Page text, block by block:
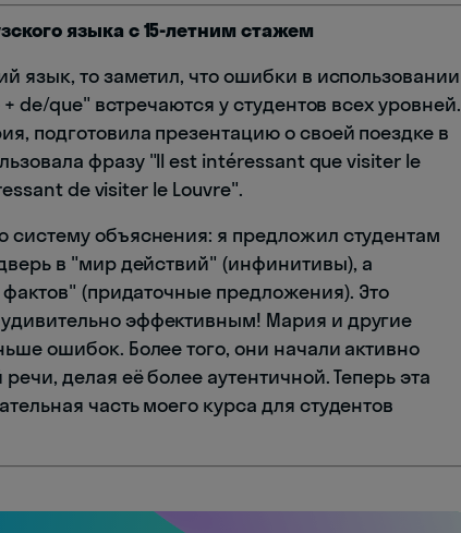
языка с 15-летним стажем
язык, то заметил, что ошибки в использовании
de/que" встречаются у студентов всех уровней.
подготовила презентацию о своей поездке в
фразу "Il est intéressant que visiter le
de visiter le Louvre".
систему объяснения: я предложил студентам
в "мир действий" (инфинитивы), а
(придаточные предложения). Это
эффективным! Мария и другие
ошибок. Более того, они начали активно
делая её более аутентичной. Теперь эта
часть моего курса для студентов